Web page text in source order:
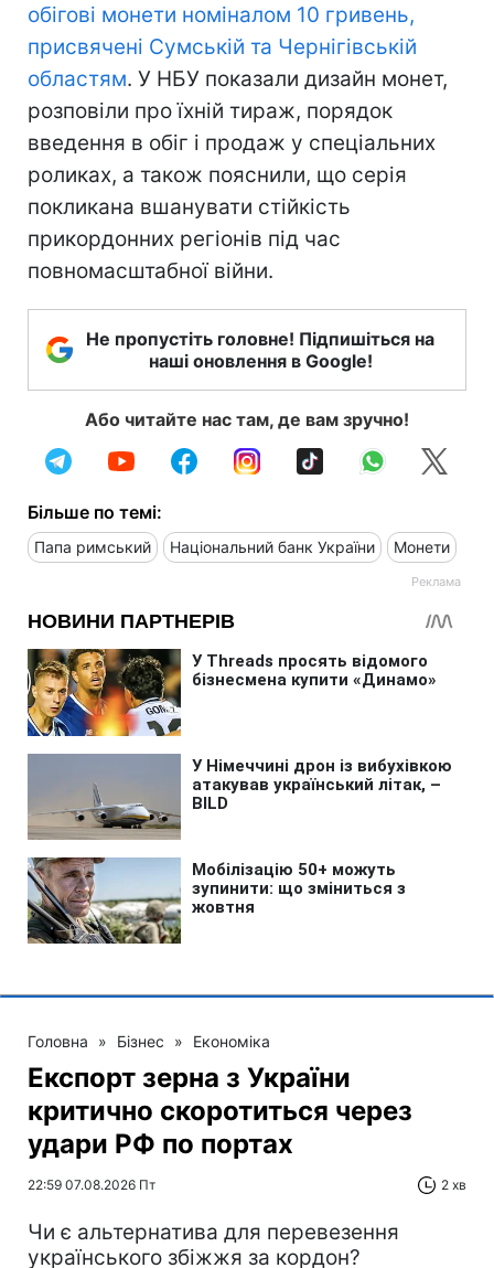
обігові монети номіналом 10 гривень,
присвячені Сумській та Чернігівській
областям. У НБУ показали дизайн монет,
розповіли про їхній тираж, порядок
введення в обіг і продаж у спеціальних
роликах, а також пояснили, що серія
покликана вшанувати стійкість
прикордонних регіонів під час
повномасштабної війни.
Не пропустіть головне! Підпишіться на
наші оновлення в Google!
Або читайте нас там, де вам зручно!
Більше по темі:
Папа римський Національний банк України Монети
Головна » Бізнес » Економіка
Експорт зерна з України
критично скоротиться через
удари РФ по портах
22:59 07.08.2026 Пт 2 хв
Чи є альтернатива для перевезення
українського збіжжя за кордон?